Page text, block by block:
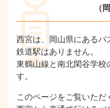
（
西宮は、岡山県にある
鉄道駅はありません。
東鶴山線と南北閑谷学校
す。
このページをご覧いただ